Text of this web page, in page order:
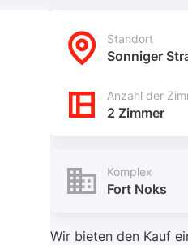
Standort
Sonniger
Anzahl der
2 Zimmer
Komplex
Fort Noks
Wir bieten den Kauf